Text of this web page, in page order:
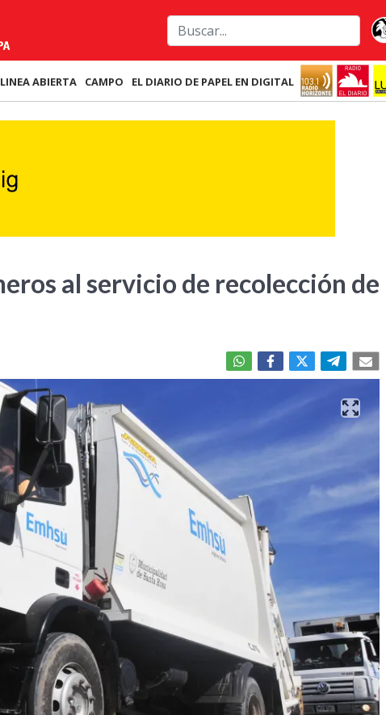
LINEA ABIERTA CAMPO EL DIARIO DE PAPEL EN DIGITAL
al servicio de recolección de